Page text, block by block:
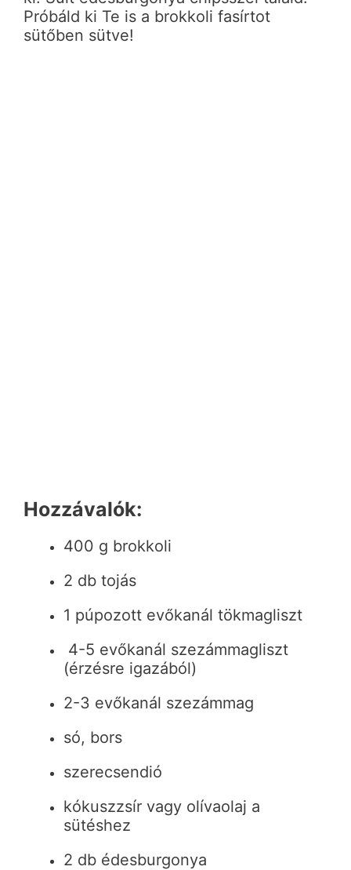
Próbáld ki Te is a brokkoli fasírtot
sütőben sütve!
Hozzávalók:
400 g brokkoli
2 db tojás
1 púpozott evőkanál tökmagliszt
4-5 evőkanál szezámmagliszt
(érzésre igazából)
2-3 evőkanál szezámmag
só, bors
szerecsendió
kókuszzsír vagy olívaolaj a
sütéshez
2 db édesburgonya